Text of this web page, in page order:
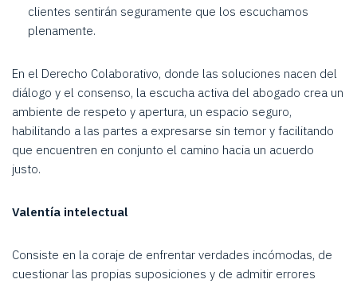
clientes sentirán seguramente que los escuchamos
plenamente.
En el Derecho Colaborativo, donde las soluciones nacen del
diálogo y el consenso, la escucha activa del abogado crea un
ambiente de respeto y apertura, un espacio seguro,
habilitando a las partes a expresarse sin temor y facilitando
que encuentren en conjunto el camino hacia un acuerdo
justo.
Valentía intelectual
Consiste en la coraje de enfrentar verdades incómodas, de
cuestionar las propias suposiciones y de admitir errores